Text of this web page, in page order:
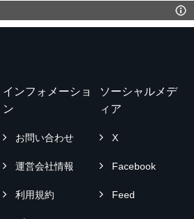
インフォメーショ
ン
お問い合わせ
運営会社情報
利用規約
ソーシャルメデ
ィア
X
Facebook
Feed